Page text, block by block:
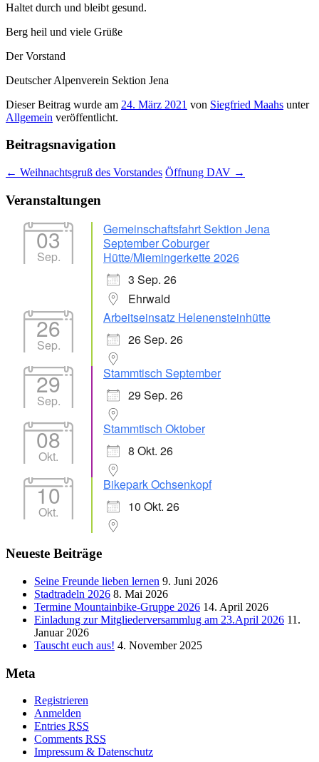
Haltet durch und bleibt gesund.
Berg heil und viele Grüße
Der Vorstand
Deutscher Alpenverein Sektion Jena
Dieser Beitrag wurde am 24. März 2021 von Siegfried Maahs unter
Allgemein veröffentlicht.
Beitragsnavigation
← Weihnachtsgruß des Vorstandes Öffnung DAV →
Veranstaltungen
03
Sep.
Gemeinschaftsfahrt Sektion Jena
September Coburger
Hütte/Miemingerkette 2026
3 Sep. 26
Ehrwald
26
Sep.
Arbeitseinsatz Helenensteinhütte
26 Sep. 26
29
Sep.
Stammtisch September
29 Sep. 26
08
Okt.
Stammtisch Oktober
8 Okt. 26
10
Okt.
Bikepark Ochsenkopf
10 Okt. 26
Neueste Beiträge
Seine Freunde lieben lernen 9. Juni 2026
Stadtradeln 2026 8. Mai 2026
Termine Mountainbike-Gruppe 2026 14. April 2026
Einladung zur Mitgliederversammlug am 23.April 2026 11.
Januar 2026
Tauscht euch aus! 4. November 2025
Meta
Registrieren
Anmelden
Entries RSS
Comments RSS
Impressum & Datenschutz